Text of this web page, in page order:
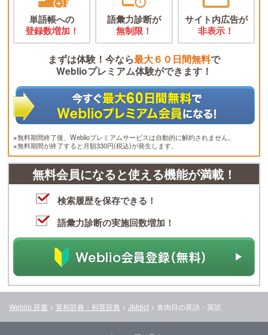
単語帳への
登録数増加！
語彙力診断が
無制限！
サイト内広告が
非表示！
まずは体験！今なら最大６０日間無料で
Weblioプレミアム体験ができます！
※無料期間終了後、Weblioプレミアムサービスは自動的に解約されません。
※無料期間が終了すると月額330円(税込)が発生します。
無料会員になると使える機能が満載！
検索履歴を保存できる！
語彙力診断の実施回数増加！
Weblio 辞書 > 英和辞典・和英辞典 > JMdict > 食肉目の英語・英訳